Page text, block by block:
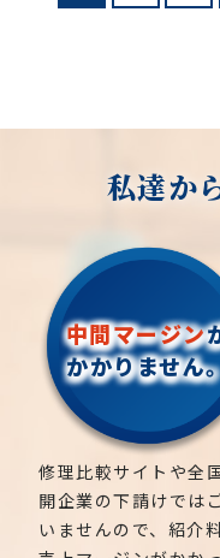
子の木、ゴールデン
グレープフルーツ
サザンカ、ホルトノ
当社では造園工事は
ステリア工事まで
木、高木、植栽の年
ので、
お気軽にお問い合わ
松、スギ、クスノ
ぐりの木、竹、柿の
金木犀、アカシア、
梅、かしの木、ブル
クスノキ、 薪の木
木、桜、ゴールドク
私達か
中間マージン
かかりません
修理比較サイトや全
開企業の下請けでは
いませんので、紹介